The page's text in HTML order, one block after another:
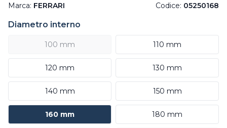
Marca: FERRARI Codice: 05250168
Diametro interno
100 mm 110 mm
120 mm 130 mm
140 mm 150 mm
160 mm 180 mm